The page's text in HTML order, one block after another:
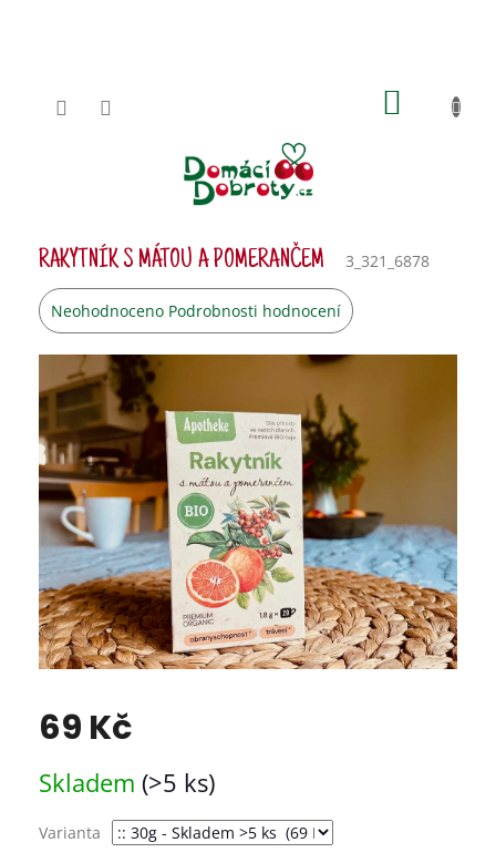
RAKYTNÍK S MÁTOU A POMERANČEM 3_321_6878
Průměrné
hodnocení
produktu
0,0
5
hvězdiček.
Neohodnoceno Podrobnosti hodnocení
69 Kč
cena:
Skladem (>5 ks)
Varianta